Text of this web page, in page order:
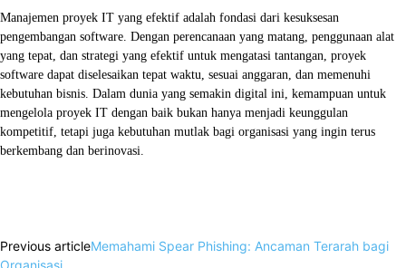
Manajemen proyek IT yang efektif adalah fondasi dari kesuksesan
pengembangan software. Dengan perencanaan yang matang, penggunaan alat
yang tepat, dan strategi yang efektif untuk mengatasi tantangan, proyek
software dapat diselesaikan tepat waktu, sesuai anggaran, dan memenuhi
kebutuhan bisnis. Dalam dunia yang semakin digital ini, kemampuan untuk
mengelola proyek IT dengan baik bukan hanya menjadi keunggulan
kompetitif, tetapi juga kebutuhan mutlak bagi organisasi yang ingin terus
berkembang dan berinovasi.
Previous articleMemahami Spear Phishing: Ancaman Terarah bagi